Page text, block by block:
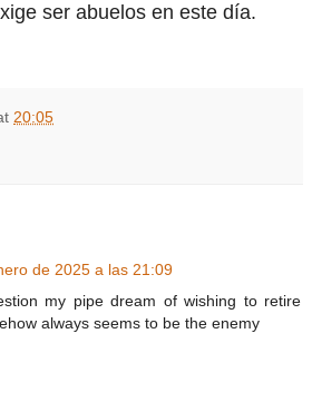
ser abuelos en este día.
20:05
de 2025 a las 21:09
my pipe dream of wishing to retire
always seems to be the enemy